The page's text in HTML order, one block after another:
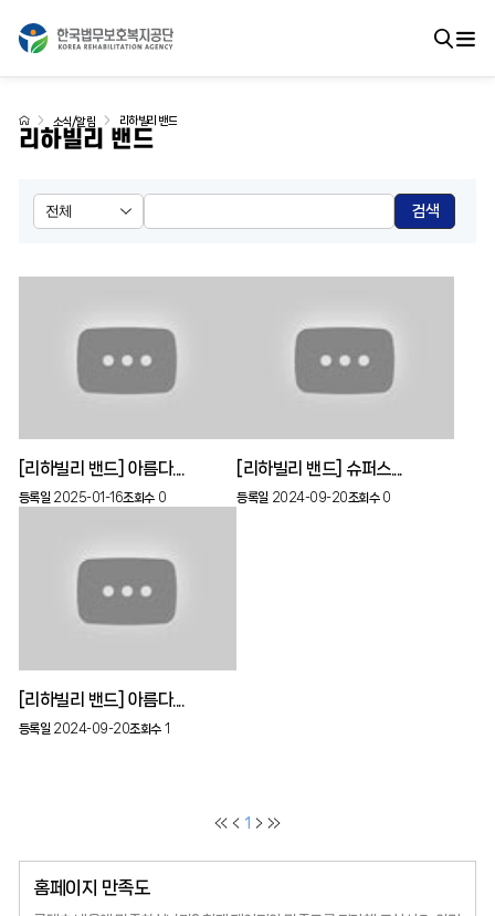
리하빌리 밴드
소식/알림 리하빌리 밴드
검색
[리하빌리 밴드] 아름다....
등록일 2025-01-16조회수 0
[리하빌리 밴드] 슈퍼스....
등록일 2024-09-20조회수 0
[리하빌리 밴드] 아름다....
등록일 2024-09-20조회수 1
1
홈페이지 만족도